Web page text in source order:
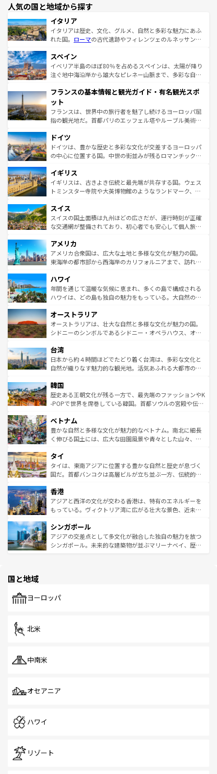
人気の国と地域から探す
イタリア
イタリアは歴史、文化、グルメ、自然と多彩な魅力にあふ
れた国。 ローマの古代遺跡やフィレンツェのルネッサンス
ろん、トスカーナの美しい田園風景やアマルフィ海岸の絶
景など、自然景観も見逃せない。観光の合間には、本場の
ピザやパスタなど、絶品のイタリア料理を堪能することも
ませてくれるイタリアで、忘れられない旅をしてみよう！
なお、新着のイタリア情報は
しい。
スペイン
イベリア半島のほぼ80％を占めるスペインは、太陽が降り
注ぐ地中海沿岸から雄大なピレネー山脈まで、多彩な自然
文化が根付くこの国では、情熱的なフラメンコ、熱気あふ
れる闘牛、そして美味しいタパスが生活の一部となってい
る。首都マドリードの洗練された雰囲気や、バルセロナの
アートに溢れた街角から、地方では古代ローマ遺跡や中世
せる。地方によって風土や気候が異なるスペインはその個
性で訪れる人を魅了する。 なお、新着のスペイン情報は コ
ンテンツ一覧を参照してほしい。
フランスの基本情報と観光ガイド・有名観光スポ
ット
フランスは、世界中の旅行者を魅了し続けるヨーロッパ屈
指の観光地だ。首都パリのエッフェル塔やルーブル美術館
で、幅広い魅力が詰まっている。華麗な宮殿、歴史的な大
聖堂、美しいビーチ、そして豊かな自然が、訪れる者を心
から魅了する。また、フランスは美食の国としても知ら
いる。シャンパンの発祥地であるランス、プロヴァンスの
香り高いラベンダー畑など、多彩な楽しみ方が可能だ。さ
らに、パリ以外の地域にも魅力が溢れており、どの街角に
れる地方に足を運ぶとそれぞれで全く異なる文化を体験で
きるだろう。 なお、新着のフランス情報はコンテンツ一覧
を参照してほしい。
ドイツ
ドイツは、豊かな歴史と多彩な文化が交差するヨーロッパ
の中心に位置する国。中世の街並みが残るロマンチック街
顔を持つこの国は、どこを歩いても飽きることがない。ベ
ルリンの文化的活気、バイエルン州のアルプスの絶景、そ
してライン川沿いのワイン畑といった風景は必見。ビール
は、お酒好きな人にはぜひ体験してほしい。 なお、新着の
ドイツ情報はコンテンツ一覧を参照してほしい。
イギリス
イギリスは、古きよき伝統と最先端が共存する国。ウェス
トミンスター寺院や大英博物館のようなランドマーク、歴
リアごとに異なる魅力がある。また、優雅なアフタヌーン
ティー、ビール好きにはたまらない英国パブ、サッカー観
戦など、本場だからこそできる体験も豊富。イギリスを旅
ンツ一覧を参照してほしい。
スイス
スイスの国土面積は九州ほどの広さだが、運行時刻が正確
な交通網が整備されており、初心者でも安心して個人旅行
の建物がそのまま残る町や、スイスならではのユニークな
博物館もあり、アルプス観光だけでなく町歩きも満喫する
ことができる。国民の所得が高いため物価も高いが、旅行
ば市内交通費無料で観光を楽しむこともできる。 なお、新
着のスイス情報はコンテンツ一覧 を参照してほしい。
アメリカ
アメリカ合衆国は、広大な土地と多様な文化が魅力の国。
東海岸の都市部から西海岸のカリフォルニアまで、訪れる
のような巨大都市は、観光、ショッピング、エンターテイ
ンメントが詰まった刺激的なスポットだ。一方、アメリカ
西部には大自然が広がり、グランドキャニオンやイエロー
部のニューオーリンズでは、音楽と美食が融合した独特の
文化が魅力。旅行者はアメリカの各地域で異なる魅力を楽
しみながら、その多様性と豊かな歴史を感じることができ
ならではの贅沢な旅のスタイルだ。 なお、新着のアメリカ
情報はコンテンツ一覧を参照してほしい。
ハワイ
年間を通じて温暖な気候に恵まれ、多くの島で構成される
ハワイは、どの島も独自の魅力をもっている。大自然の神
ワイ島は見逃せない。また、定番の観光地といえばオアフ
島だが、静かな自然を求めるならマウイ島やカウアイ島が
おすすめ。エメラルドグリーンに輝く海をはじめ、豊かな
れるおもてなしの心で訪れる人々を迎えてくれるハワイの
人々、おいしいローカルフードやハワイアンミュージッ
ク、伝統的なフラダンスなど、すべてがハワイの魅力を彩
ワイを、存分に味わってほしい。 なお、新着のハワイ情報
はコンテンツ一覧を参照してほしい。
オーストラリア
オーストラリアは、壮大な自然と多様な文化が魅力の国。
シドニーのシンボルであるシドニー・オペラハウス、オー
リアリーフや大陸中央部にそびえるウルル（エアーズロッ
ク）、タスマニアの美しい原生林やケアンズの熱帯雨林な
ど、見どころがたくさん。また、カフェやワイン、オージ
いる。アクティビティも充実しており、サーフィンやダイ
ビング、ハイキングなど、アウトドア好きにはたまらな
い。オーストラリアの多彩な魅力を存分に味わいつくそ
参照してほしい。
台湾
日本から約４時間ほどでたどり着く台湾は、多彩な文化と
自然が織りなす魅力的な観光地。活気あふれる大都市の台
ン）、静ひつな山岳地帯である台湾東部など、都市の喧騒
と山間の静けさが共存しており、訪れる人に新しい発見と
驚きをもたらしてくれる。また、奥深い台湾の食文化も魅
容にもいいと評判のスイーツなど、バラエティ豊かな料理
が味わえる。 なお、新着の台湾情報は コンテンツ一覧を参
照してほしい。
韓国
歴史ある王朝文化が残る一方で、最先端のファッションやK
-POPで世界を席巻している韓国。首都ソウルの宮殿や伝統
き、地方に足を延ばせば四季折々の自然美を楽しむことが
できる。そして、キムチや焼肉、絶品のストリートフード
まで、さまざまな韓国料理が待っている。夜には、韓国な
リティに包まれながら、韓国の多彩な魅力を心ゆくまで味
わってみてほしい。 なお、新着の韓国情報はコンテンツ一
覧を参照してほしい。
ベトナム
豊かな自然と多様な文化が魅力的なベトナム。南北に細長
く伸びる国土には、広大な田園風景や青々とした山々、世
急速な発展と共に伝統が息づく。ハノイの古い町並みやホ
ーチミン市のフランス統治時代の建物も、独特の雰囲気を
醸し出している。また、バラエティの豊かさとおいしさで
とつ。フォーやバインミー、ベトナムコーヒーなどは、ぜ
ひ現地で味わいたい。どの地域を訪れてもあたたかい人々
が旅行者を迎えてくれるので、きっと忘れられない旅にな
参照してほしい。
タイ
タイは、東南アジアに位置する豊かな自然と歴史が息づく
国だ。首都バンコクは高層ビルが立ち並ぶ一方、伝統的な
の活気が交差している。北部ではチェンマイなどの山岳地
帯で自然と触れ合い、南部ではプーケットやクラビの美し
いビーチでリゾート気分を楽しむことができる。タイ料理
激する。気候は一年中温暖で、どの季節にも異なる楽しみ
が待っている。親しみやすいタイの人々、仏教を中心とし
た文化、そして多様な観光資源が、訪れる旅人を魅了し続
香港
アジアと西洋の文化が交わる香港は、特有のエネルギーを
もっている。ヴィクトリア湾に広がる壮大な景色、近未来
み、どこを訪れても感動するはず。観光スポットが密集し
ており、効率よく見どころを回れるのも魅力。息をのむよ
うな絶景から文化的な体験まで、香港を存分に楽しみ尽く
シンガポール
アジアの交差点として多文化が融合した独自の魅力を放つ
シンガポール。未来的な建築物が並ぶマリーナベイ、歴史
で、ホーカーズは地元の風情を楽しめる外せないスポット
国と地域
ヨーロッパ
北米
中南米
オセアニア
ハワイ
リゾート